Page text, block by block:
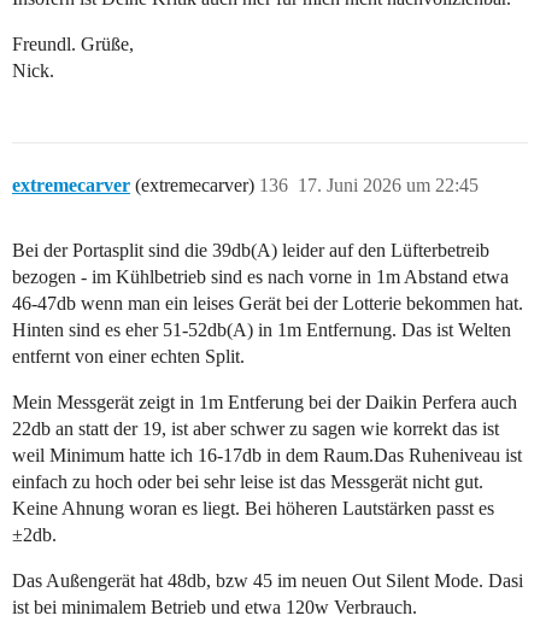
Freundl. Grüße,
Nick.
extremecarver (extremecarver) 17. Juni 2026 um 22:45
136
Bei der Portasplit sind die 39db(A) leider auf den Lüfterbetreib
bezogen - im Kühlbetrieb sind es nach vorne in 1m Abstand etwa
46-47db wenn man ein leises Gerät bei der Lotterie bekommen hat.
Hinten sind es eher 51-52db(A) in 1m Entfernung. Das ist Welten
entfernt von einer echten Split.
Mein Messgerät zeigt in 1m Entferung bei der Daikin Perfera auch
22db an statt der 19, ist aber schwer zu sagen wie korrekt das ist
weil Minimum hatte ich 16-17db in dem Raum.Das Ruheniveau ist
einfach zu hoch oder bei sehr leise ist das Messgerät nicht gut.
Keine Ahnung woran es liegt. Bei höheren Lautstärken passt es
±2db.
Das Außengerät hat 48db, bzw 45 im neuen Out Silent Mode. Dasi
ist bei minimalem Betrieb und etwa 120w Verbrauch.